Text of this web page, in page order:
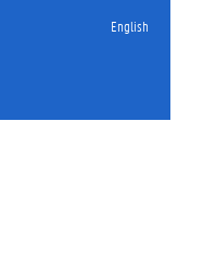
English